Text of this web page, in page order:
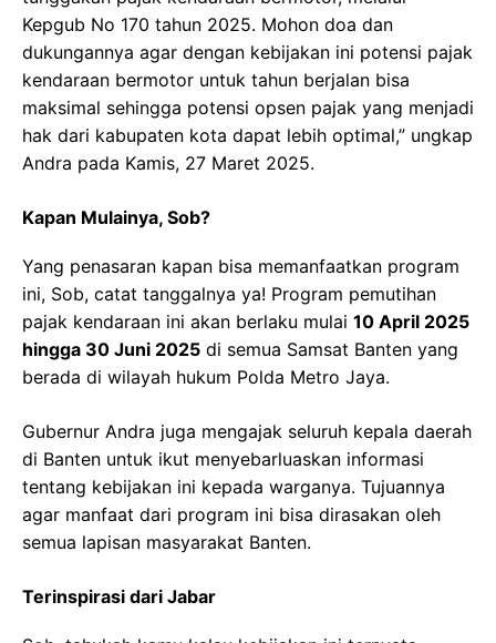
Kepgub No 170 tahun 2025. Mohon doa dan
dukungannya agar dengan kebijakan ini potensi pajak
kendaraan bermotor untuk tahun berjalan bisa
maksimal sehingga potensi opsen pajak yang menjadi
hak dari kabupaten kota dapat lebih optimal,” ungkap
Andra pada Kamis, 27 Maret 2025.
Kapan Mulainya, Sob?
Yang penasaran kapan bisa memanfaatkan program
ini, Sob, catat tanggalnya ya! Program pemutihan
pajak kendaraan ini akan berlaku mulai 10 April 2025
hingga 30 Juni 2025 di semua Samsat Banten yang
berada di wilayah hukum Polda Metro Jaya.
Gubernur Andra juga mengajak seluruh kepala daerah
di Banten untuk ikut menyebarluaskan informasi
tentang kebijakan ini kepada warganya. Tujuannya
agar manfaat dari program ini bisa dirasakan oleh
semua lapisan masyarakat Banten.
Terinspirasi dari Jabar